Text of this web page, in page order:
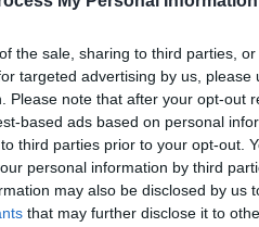
the sale, sharing to third parties,
targeted advertising by us,
Please note that after your opt-out
based ads based on personal
third parties prior to your opt-out.
personal information by third
may also be disclosed by us
that may further disclose it to
από 700.000
σε κάθε της εμφάνιση.